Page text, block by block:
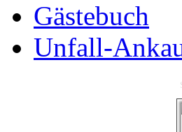
Gästebuch
Unfall-